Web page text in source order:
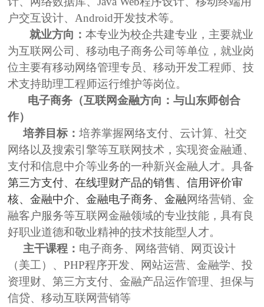
户交互设计、 Android开发技术等。
就业方向：本专业为校企共建专业，主要就业
为互联网公司、移动电子商务公司等单位，就业岗
位主要有移动网络管理专员、移动开发工程师、技
术支持助理工程师运行维护等岗位。
电子商务（互联网金融方向：与山东师创合
作）
培养目标：培养掌握网络支付、云计算、社交
网络以及搜索引擎等互联网技术，实现资金融通、
支付和信息中介等业务的一种新兴金融人才。具备
第三方支付、在线理财产品的销售、信用评价审
核、金融中介、金融电子商务、金融网络营销、金
融客户服务等互联网金融领域的专业技能，具有良
好职业道德和敬业精神的技术技能型人才。
主干课程： 电子商务、网络营销、网页设计
（美工）、PHP程序开发、网站运营、金融学、投
资理财、第三方支付、金融产品运作管理、担保与
信贷、移动互联网营销等